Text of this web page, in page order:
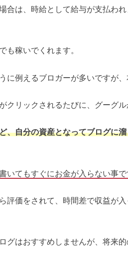
合は、時給として給与が支払わ
も稼いでくれます。
に例えるブロガーが多いですが、
クリックされるたびに、グーグル
、自分の資産となってブログに
いてもすぐにお金が入らない事で
評価をされて、時間差で収益が
グはおすすめしませんが、将来